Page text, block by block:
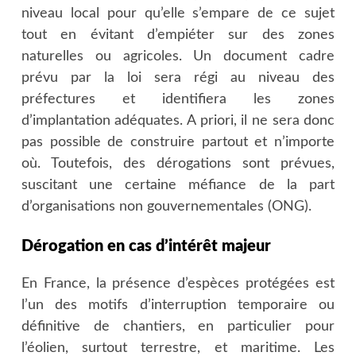
niveau local pour qu’elle s’empare de ce sujet
tout en évitant d’empiéter sur des zones
naturelles ou agricoles. Un document cadre
prévu par la loi sera régi au niveau des
préfectures et identifiera les zones
d’implantation adéquates. A priori, il ne sera donc
pas possible de construire partout et n’importe
où. Toutefois, des dérogations sont prévues,
suscitant une certaine méfiance de la part
d’organisations non gouvernementales (ONG).
Dérogation en cas d’intérêt majeur
En France, la présence d’espèces protégées est
l’un des motifs d’interruption temporaire ou
définitive de chantiers, en particulier pour
l’éolien, surtout terrestre, et maritime. Les